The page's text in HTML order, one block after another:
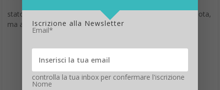
stato un anno ricco di numerosi eventi tecnologici degni di nota,
ma anche tanti Flop…
Iscrizione alla Newsletter
Email*
controlla la tua inbox per confermare l'iscrizione
Nome